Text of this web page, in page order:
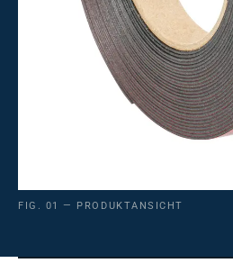
FIG. 01 — PRODUKTANSICHT